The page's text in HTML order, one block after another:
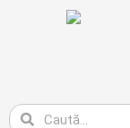
Caută